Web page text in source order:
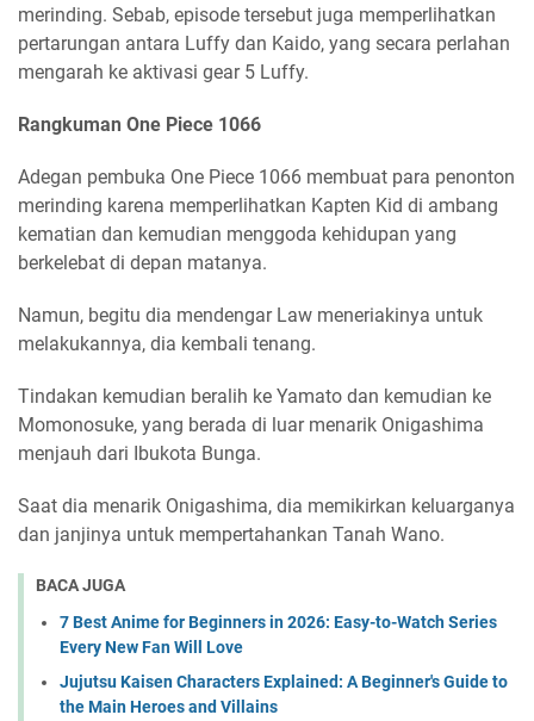
merinding. Sebab, episode tersebut juga memperlihatkan
pertarungan antara Luffy dan Kaido, yang secara perlahan
mengarah ke aktivasi gear 5 Luffy.
Rangkuman One Piece 1066
Adegan pembuka One Piece 1066 membuat para penonton
merinding karena memperlihatkan Kapten Kid di ambang
kematian dan kemudian menggoda kehidupan yang
berkelebat di depan matanya.
Namun, begitu dia mendengar Law meneriakinya untuk
melakukannya, dia kembali tenang.
Tindakan kemudian beralih ke Yamato dan kemudian ke
Momonosuke, yang berada di luar menarik Onigashima
menjauh dari Ibukota Bunga.
Saat dia menarik Onigashima, dia memikirkan keluarganya
dan janjinya untuk mempertahankan Tanah Wano.
BACA JUGA
7 Best Anime for Beginners in 2026: Easy-to-Watch Series
Every New Fan Will Love
Jujutsu Kaisen Characters Explained: A Beginner's Guide to
the Main Heroes and Villains